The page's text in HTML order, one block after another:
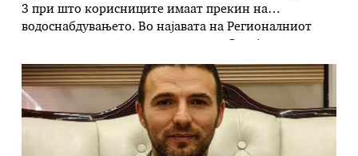
3 при што корисниците имаат прекин на
водоснабдувањето. Во најавата на Регионалниот
добиеното известување од ЈП „Водовод и
канализација“ се наведува дека корисниците на дел
од ул. „Народен фронт“ (од број …